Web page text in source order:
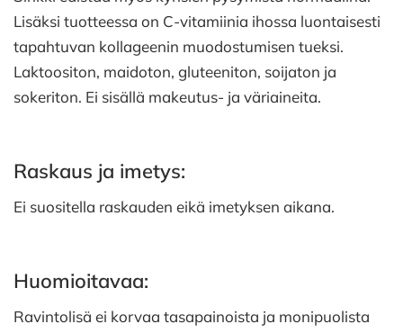
Lisäksi tuotteessa on C-vitamiinia ihossa luontaisesti
tapahtuvan kollageenin muodostumisen tueksi.
Laktoositon, maidoton, gluteeniton, soijaton ja
sokeriton. Ei sisällä makeutus- ja väriaineita.
Raskaus ja imetys:
Ei suositella raskauden eikä imetyksen aikana.
Huomioitavaa:
Ravintolisä ei korvaa tasapainoista ja monipuolista